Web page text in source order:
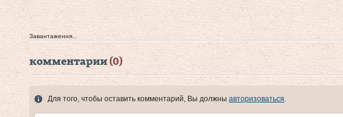
Завантаження...
комментарии (0)
Для того, чтобы оставить комментарий, Вы должны авторизоваться